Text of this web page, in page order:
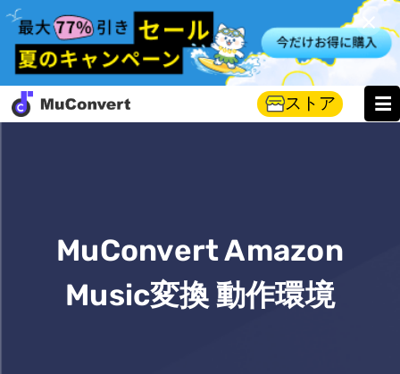
ストア
MuConvert Amazon
Music変換 動作環境